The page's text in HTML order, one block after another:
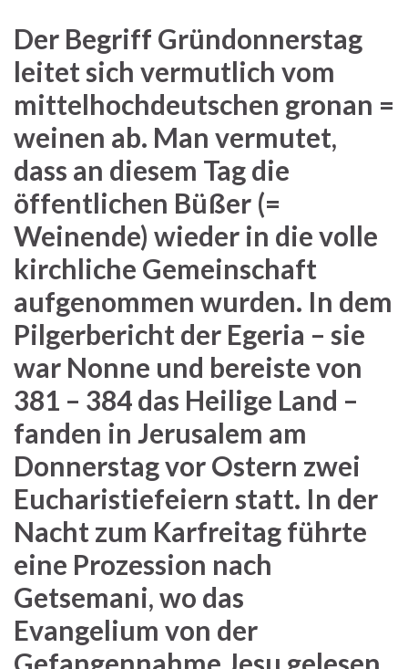
Der Begriff Gründonnerstag
leitet sich vermutlich vom
mittelhochdeutschen gronan =
weinen ab. Man vermutet,
dass an diesem Tag die
öffentlichen Büßer (=
Weinende) wieder in die volle
kirchliche Gemeinschaft
aufgenommen wurden. In dem
Pilgerbericht der Egeria – sie
war Nonne und bereiste von
381 – 384 das Heilige Land –
fanden in Jerusalem am
Donnerstag vor Ostern zwei
Eucharistiefeiern statt. In der
Nacht zum Karfreitag führte
eine Prozession nach
Getsemani, wo das
Evangelium von der